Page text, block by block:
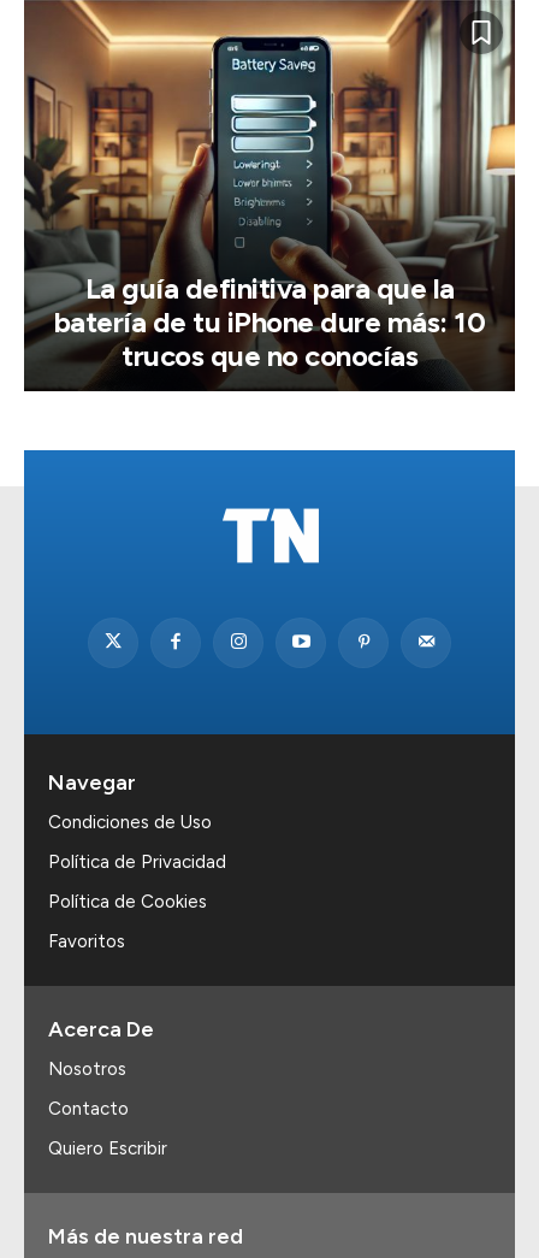
La guía definitiva para que la
batería de tu iPhone dure más: 10
trucos que no conocías
Navegar
Condiciones de Uso
Política de Privacidad
Política de Cookies
Favoritos
Acerca De
Nosotros
Contacto
Quiero Escribir
Más de nuestra red